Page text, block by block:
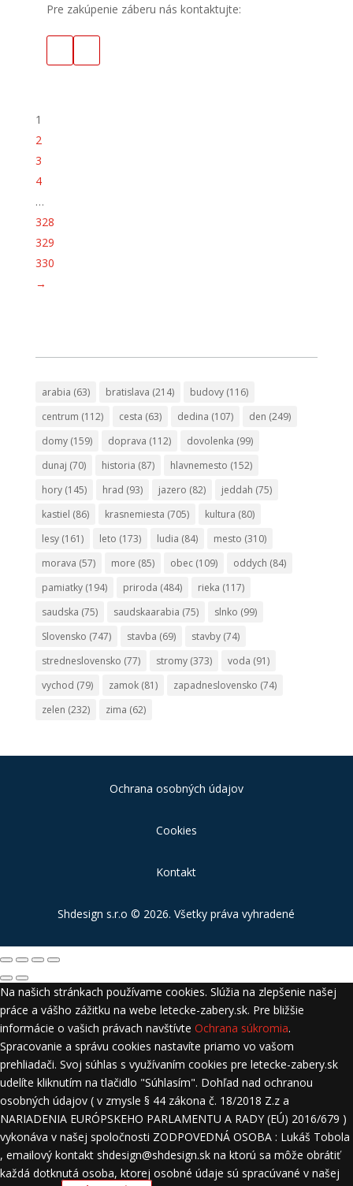
Pre zakúpenie záberu nás kontaktujte:
1
2
3
4
…
328
329
330
→
arabia (63) bratislava (214) budovy(116)
centrum (112) cesta (63) dedina (107) den (249)
domy(159) doprava (112) dovolenka (99)
dunaj (70) historia (87) hlavnemesto (152)
hory(145) hrad (93) jazero (82) jeddah (75)
kastiel (86) krasnemiesta (705) kultura (80)
lesy(161) leto (173) ludia (84) mesto (310)
morava (57) more (85) obec(109) oddych (84)
pamiatky(194) priroda (484) rieka (117)
saudska (75) saudskaarabia (75) slnko (99)
Slovensko (747) stavba (69) stavby(74)
stredneslovensko (77) stromy(373) voda (91)
vychod (79) zamok(81) zapadneslovensko (74)
zelen (232) zima (62)
Ochrana osobných údajov
Cookies
Kontakt
Shdesign s.r.o © 2026. Všetky práva vyhradené
Na našich stránkach používame cookies. Slúžia na zlepšenie našej
práce a vášho zážitku na webe letecke-zabery.sk. Pre bližšie
informácie o vašich právach navštívte Ochrana súkromia.
Spracovanie a správu cookies nastavíte priamo vo vašom
prehliadači. Svoj súhlas s využívaním cookies pre letecke-zabery.sk
udelíte kliknutím na tlačidlo "Súhlasím". Dohľad nad ochranou
osobných údajov ( v zmysle § 44 zákona č. 18/2018 Z.z a
NARIADENIA EURÓPSKEHO PARLAMENTU A RADY (EÚ) 2016/679 )
vykonáva v našej spoločnosti ZODPOVEDNÁ OSOBA : Lukáš Tobola
, emailový kontakt shdesign@shdesign.sk na ktorú sa môže obrátiť
každá dotknutá osoba, ktorej osobné údaje sú spracúvané v našej